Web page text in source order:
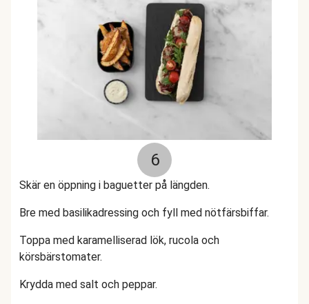
6
Skär en öppning i baguetter på längden.
Bre med basilikadressing och fyll med nötfärsbiffar.
Toppa med karamelliserad lök, rucola och
körsbärstomater.
Krydda med salt och peppar.